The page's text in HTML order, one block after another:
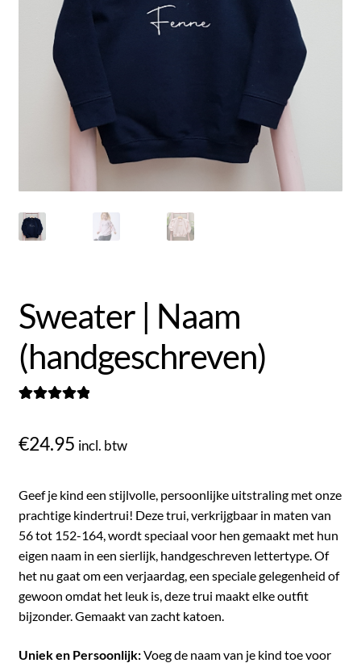
Uitverkoop
Klantenservice
Sweater | Naam
(handgeschreven)
gebaseerd op
ingen
€24.95 incl. btw
Geef je kind een stijlvolle, persoonlijke uitstraling met onze
prachtige kindertrui! Deze trui, verkrijgbaar in maten van
56 tot 152-164, wordt speciaal voor hen gemaakt met hun
eigen naam in een sierlijk, handgeschreven lettertype. Of
het nu gaat om een verjaardag, een speciale gelegenheid of
gewoon omdat het leuk is, deze trui maakt elke outfit
bijzonder. Gemaakt van zacht katoen.
Uniek en Persoonlijk:Voeg de naam van je kind toe voor